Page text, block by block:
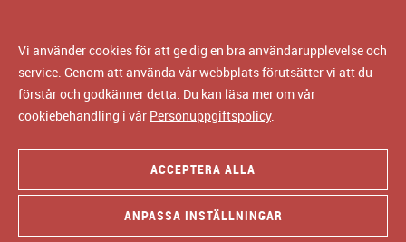
Vi använder cookies för att ge dig en bra användarupplevelse och
service. Genom att använda vår webbplats förutsätter vi att du
förstår och godkänner detta. Du kan läsa mer om vår
cookiebehandling i vår Personuppgiftspolicy.
ACCEPTERA ALLA
ANPASSA INSTÄLLNINGAR